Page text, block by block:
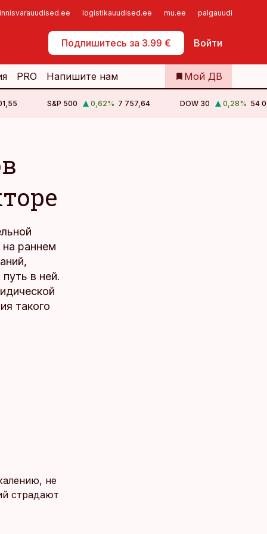
logistikauudised.ee mu.ee palgauudised.ee
Подпишитесь за 3.99 € Войти
Самообслуживание
PRO Напишите нам Мой ДВ
S&P 500 0,62% 7 757,64 DOW 30 0,28% 54
на раннем
в ней.
такого
не
страдают